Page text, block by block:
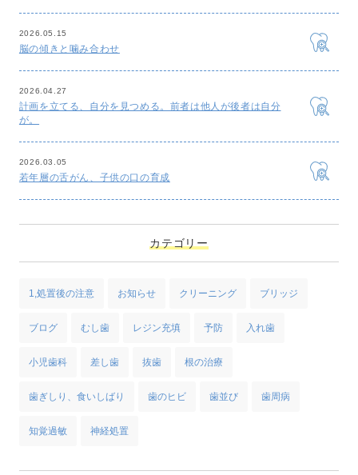
2026.05.15
脳の傾きと噛み合わせ
2026.04.27
計画を立てる、自分を見つめる。前者は他人が後者は自分
が。
2026.03.05
若年層の舌がん、子供の口の育成
カテゴリー
1,処置後の注意 お知らせ クリーニング ブリッジ
ブログ むし歯 レジン充填 予防 入れ歯
小児歯科 差し歯 抜歯 根の治療
歯ぎしり、食いしばり 歯のヒビ 歯並び 歯周病
知覚過敏 神経処置